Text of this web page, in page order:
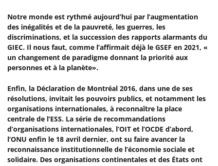
Notre monde est rythmé aujourd’hui par l’augmentation
des inégalités et de la pauvreté, les guerres, les
discriminations, et la succession des rapports alarmants du
GIEC. Il nous faut, comme l’affirmait déjà le GSEF en 2021, «
un changement de paradigme donnant la priorité aux
personnes et à la planète».
Enfin, la Déclaration de Montréal 2016, dans une de ses
résolutions, invitait les pouvoirs publics, et notamment les
organisations internationales, à reconnaître la place
centrale de l’ESS. La série de recommandations
d’organisations internationales, l’OIT et l’OCDE d’abord,
l’ONU enfin le 18 avril dernier, ont su faire avancer la
reconnaissance institutionnelle de l’économie sociale et
solidaire. Des organisations continentales et des États ont